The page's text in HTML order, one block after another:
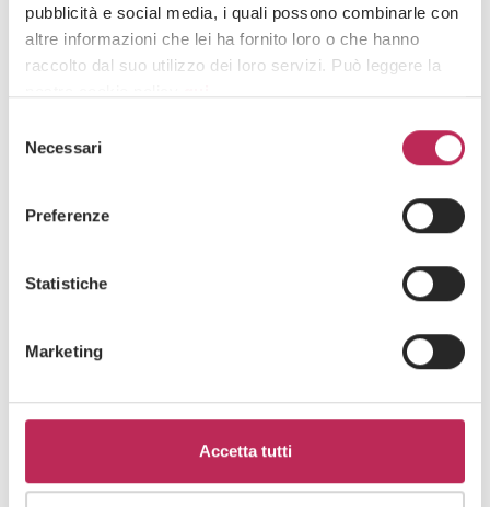
pubblicità e social media, i quali possono combinarle con
altre informazioni che lei ha fornito loro o che hanno
raccolto dal suo utilizzo dei loro servizi. Può leggere la
Attenzione: chiudendo questo banner, cliccando in
un’area sottostante o accedendo ad un’altra pagina del
delNecessari
Preferenze
Statistiche
Marketing
Accetta tutti
Newsletter
Area di interesse
Cliccando su "iscriviti" dichiari di aver preso visione
dell'informativa della privacy